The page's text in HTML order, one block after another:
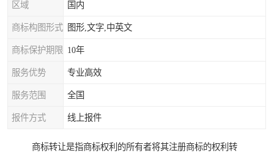
区域 国内
商标构图形式 图形,文字,中英文
商标保护期限 10年
服务优势 专业高效
服务范围 全国
报件方式 线上报件
商标转让是指商标权利的所有者将其注册商标的权利转